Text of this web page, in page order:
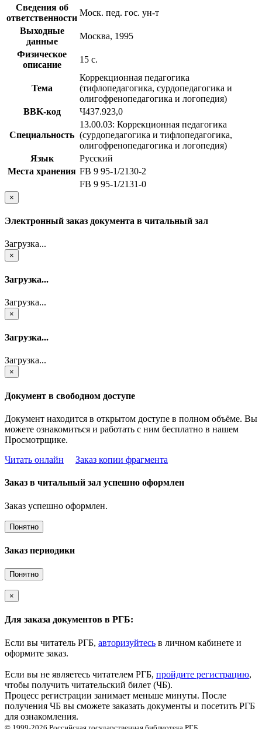
Сведения об
ответственности
Моск. пед. гос. ун-т
Выходные
данные
Москва, 1995
Физическое
описание
15 с.
Тема
Коррекционная педагогика
(тифлопедагогика, сурдопедагогика и
олигофренопедагогика и логопедия)
BBK-код
Ч437.923,0
Специальность
13.00.03: Коррекционная педагогика
(сурдопедагогика и тифлопедагогика,
олигофренопедагогика и логопедия)
Язык
Русский
Места хранения FB 9 95-1/2130-2
FB 9 95-1/2131-0
×
Электронный заказ документа в читальный зал
Загрузка...
×
Загрузка...
Загрузка...
×
Загрузка...
Загрузка...
×
Документ в свободном доступе
Документ находится в открытом доступе в полном объёме. Вы
можете ознакомиться и работать с ним бесплатно в нашем
Просмотрщике.
Читать онлайн
Заказ копии фрагмента
Заказ в читальный зал успешно оформлен
Заказ успешно оформлен.
Понятно
Заказ периодики
Понятно
×
Для заказа документов в РГБ:
Если вы читатель РГБ, авторизуйтесь в личном кабинете и
оформите заказ.
Если вы не являетесь читателем РГБ, пройдите регистрацию,
чтобы получить читательский билет (ЧБ).
Процесс регистрации занимает меньше минуты. После
получения ЧБ вы сможете заказать документы и посетить РГБ
для ознакомления.